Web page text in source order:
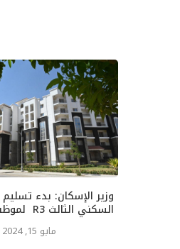
وزير الإسكان: بدء
السكني الثالث R3 لموظفي الدولة...
مايو 15, 2024